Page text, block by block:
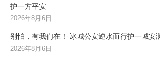
护一方平安
2026年8月6日
别怕，有我们在！ 冰城公安逆水而行护一城安
2026年8月6日